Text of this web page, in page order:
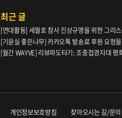
최근 글
[연대활동] 세월호 참사 진상규명을 위한 그리
[기윤실 좋은나무] 카카오톡 발송료 후원 요청
[월간 WAYVE] 리뷰파도타기: 조중접경지대
개인정보보호방침 찾아오시는 길/문의